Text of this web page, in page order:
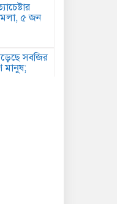
৫ জন
সবজির
মানুষ;